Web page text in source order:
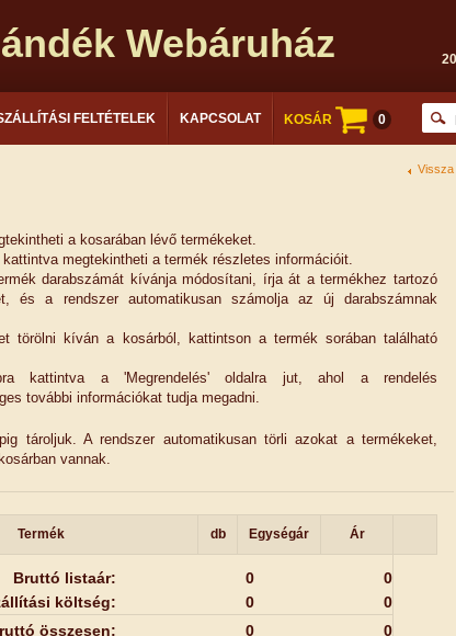
Webáruház
FELTÉTELEK KAPCSOLAT KOSÁR 0
Vissza
a kosarában lévő termékeket.
megtekintheti a termék részletes információit.
darabszámát kívánja módosítani, írja át a termékhez tartozó
és a rendszer automatikusan számolja az új darabszámnak
törölni kíván a kosárból, kattintson a termék sorában található
kattintva a 'Megrendelés' oldalra jut, ahol a rendelés
további információkat tudja megadni.
tároljuk. A rendszer automatikusan törli azokat a termékeket,
vannak.
Termék db Egységár Ár
Bruttó listaár: 0
0
költség:
0
0
összesen:
0 0